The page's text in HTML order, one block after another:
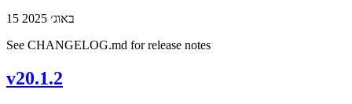
15 באוג׳ 2025
See CHANGELOG.md for release notes
v20.1.2